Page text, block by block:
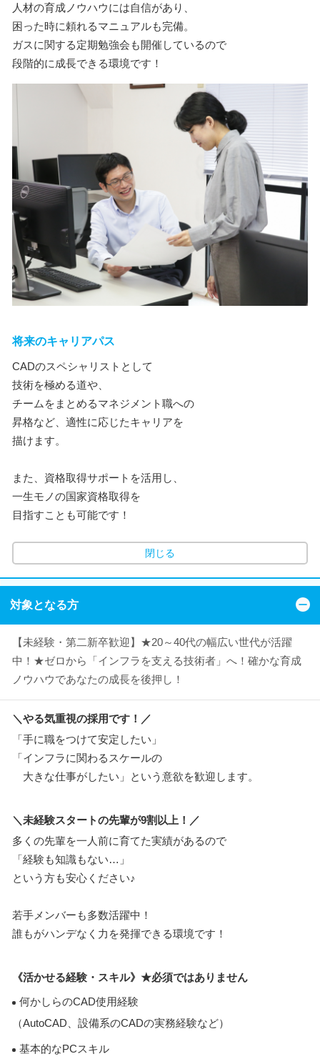
人材の育成ノウハウには自信があり、
困った時に頼れるマニュアルも完備。
ガスに関する定期勉強会も開催しているので
段階的に成長できる環境です！
将来のキャリアパス
CADのスペシャリストとして
技術を極める道や、
チームをまとめるマネジメント職への
昇格など、適性に応じたキャリアを
描けます。
また、資格取得サポートを活用し、
一生モノの国家資格取得を
目指すことも可能です！
閉じる
対象となる方
【未経験・第二新卒歓迎】★20～40代の幅広い世代が活躍
中！★ゼロから「インフラを支える技術者」へ！確かな育成
ノウハウであなたの成長を後押し！
＼やる気重視の採用です！／
「手に職をつけて安定したい」
「インフラに関わるスケールの
大きな仕事がしたい」という意欲を歓迎します。
＼未経験スタートの先輩が9割以上！／
多くの先輩を一人前に育てた実績があるので
「経験も知識もない…」
という方も安心ください♪
若手メンバーも多数活躍中！
誰もがハンデなく力を発揮できる環境です！
《活かせる経験・スキル》★必須ではありません
何かしらのCAD使用経験
（AutoCAD、設備系のCADの実務経験など）
基本的なPCスキル